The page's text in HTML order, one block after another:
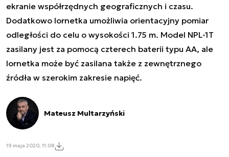
ekranie współrzędnych geograficznych i czasu.
Dodatkowo lornetka umożliwia orientacyjny pomiar
odległości do celu o wysokości 1.75 m. Model NPL-1T
zasilany jest za pomocą czterech baterii typu AA, ale
lornetka może być zasilana także z zewnętrznego
źródła w szerokim zakresie napięć.
Mateusz Multarzyński
19 maja 2020, 11:08